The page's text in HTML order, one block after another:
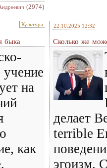
(2974)
Культура
быка
учение
на
как
22.10.2025 12:32
Сколько же
делает
terrible
эгоизм.